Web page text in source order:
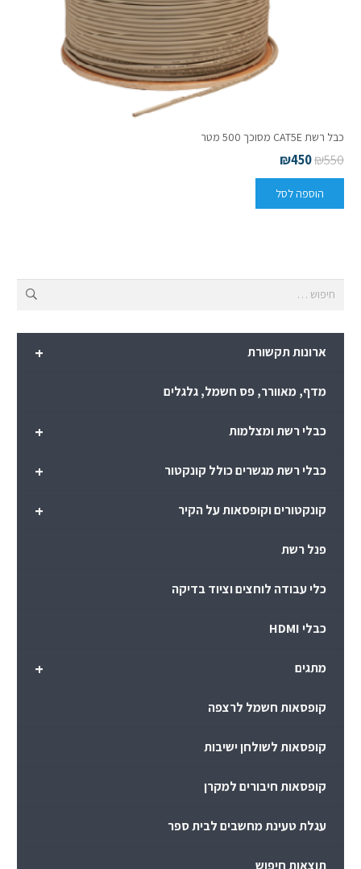
כבל רשת CAT5E מסוכך 500 מטר
₪550
₪450
הוספה לסל
+ ארונות תקשורת
מדף, מאוורר, פס חשמל, גלגלים
+ כבלי רשת ומצלמות
+ כבלי רשת מגשרים כולל קונקטור
+ קונקטורים וקופסאות על הקיר
פנל רשת
כלי עבודה לוחצים וציוד בדיקה
כבלי HDMI
+ מתגים
קופסאות חשמל לרצפה
קופסאות לשולחן ישיבות
קופסאות חיבורים למקרן
עגלת טעינת מחשבים לבית ספר
תוצאות חיפוש